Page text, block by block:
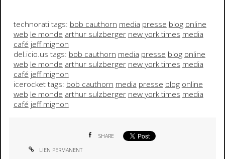
technorati tags: bob cauthorn media presse blog online
web le monde arthur sulzberger new york times media
café jeff mignon
del.icio.us tags: bob cauthorn media presse blog online
web le monde arthur sulzberger new york times media
café jeff mignon
icerocket tags: bob cauthorn media presse blog online
web le monde arthur sulzberger new york times media
café jeff mignon
SHARE
LIEN PERMANENT